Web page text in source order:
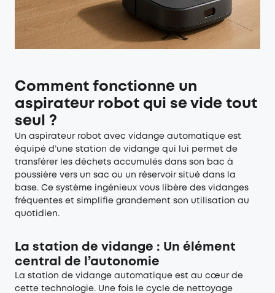
Comment fonctionne un
aspirateur robot qui se vide tout
seul ?
Un aspirateur robot avec vidange automatique est
équipé d’une station de vidange qui lui permet de
transférer les déchets accumulés dans son bac à
poussière vers un sac ou un réservoir situé dans la
base. Ce système ingénieux vous libère des vidanges
fréquentes et simplifie grandement son utilisation au
quotidien.
La station de vidange : Un élément
central de l’autonomie
La station de vidange automatique est au cœur de
cette technologie. Une fois le cycle de nettoyage